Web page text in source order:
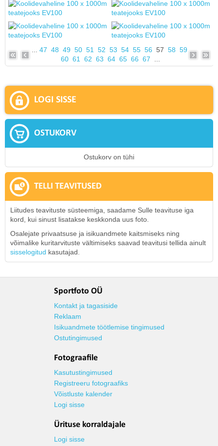
47 48 49 50 51 52 53 54 55 56 57 58 59
60 61 62 63 64 65 66 67
LOGI SISSE
OSTUKORV
Ostukorv on tühi
TELLI TEAVITUSED
Liitudes teavituste süsteemiga, saadame Sulle teavituse iga
kord, kui sinust lisatakse keskkonda uus foto.
Osalejate privaatsuse ja isikuandmete kaitsmiseks ning
võimalike kuritarvituste vältimiseks saavad teavitusi tellida ainult
sisselogitud kasutajad.
Sportfoto OÜ
Kontakt ja tagasiside
Reklaam
Isikuandmete töötlemise tingimused
Ostutingimused
Fotograafile
Kasutustingimused
Registreeru fotograafiks
Võistluste kalender
Logi sisse
Ürituse korraldajale
Logi sisse